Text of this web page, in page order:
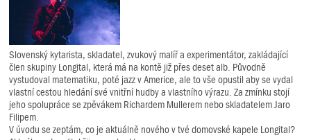
Slovenský kytarista, skladatel, zvukový malíř a experimentátor, zakládající
člen skupiny Longital, která má na kontě již přes deset alb. Původně
vystudoval matematiku, poté jazz v Americe, ale to vše opustil aby se vydal
vlastní cestou hledání své vnitřní hudby a vlastního výrazu. Za zmínku stojí
jeho spolupráce se zpěvákem Richardem Mullerem nebo skladatelem Jaro
Filipem.
V úvodu se zeptám, co je aktuálně nového v tvé domovské kapele Longital?